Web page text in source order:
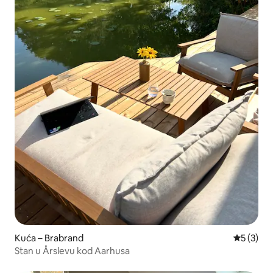
Kuća – Brabrand
5 (3)
Stan u Årslevu kod Aarhusa